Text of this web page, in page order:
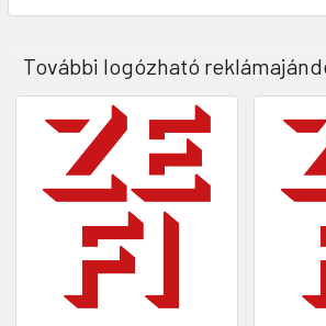
További logózható